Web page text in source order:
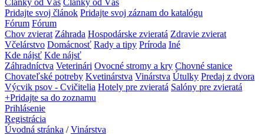
Články od Vás Články od Vás
Pridajte svoj článok Pridajte svoj záznam do katalógu
Fórum Fórum
Chov zvierat Záhrada Hospodárske zvieratá Zdravie zvierat
Včelárstvo Domácnosť Rady a tipy Príroda Iné
Kde nájsť Kde nájsť
Záhradníctva Veterinári Ovocné stromy a kry Chovné stanice
Chovateľské potreby Kvetinárstva Vinárstva Útulky Predaj z dvora
Výcvik psov - Cvičitelia Hotely pre zvieratá Salóny pre zvieratá
+Pridajte sa do zoznamu
Prihlásenie
Registrácia
Úvodná stránka / Vinárstva